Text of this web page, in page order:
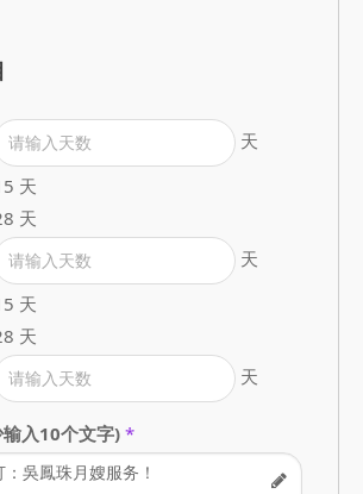
天
天
天
天
天
天
天
入10个文字) *